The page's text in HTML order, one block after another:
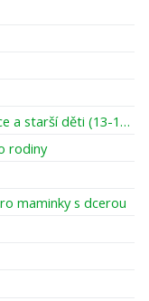
2019-10-12 Experiment – víkend pro otce a starší děti (13-16 let)
rodiny
maminky s dcerou